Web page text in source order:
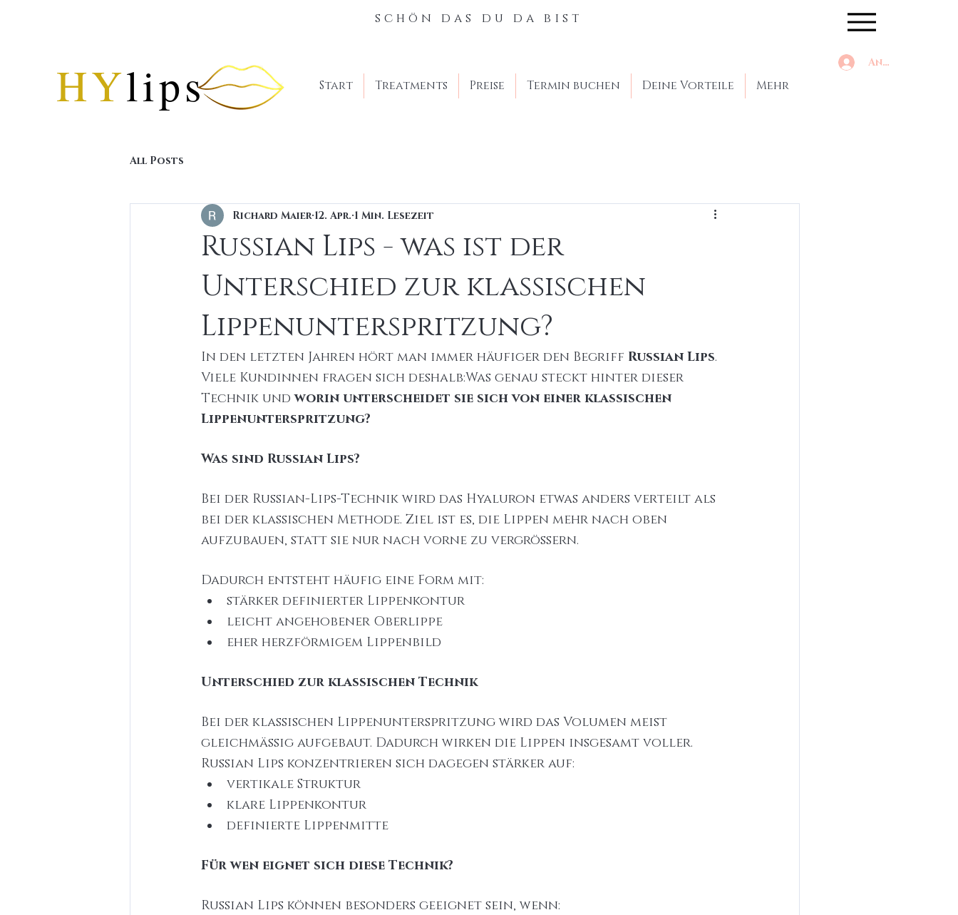
HYlips Start Treatments Preise Termin buchen Deine Vorteile Mehr
Anmelden
schön das du da bist
All Posts
Russian Lips - was ist der
Unterschied zur klassischen
Lippenunterspritzung?
Richard Maier 12. Apr. 1 Min. Lesezeit
In den letzten Jahren hört man immer häufiger den Begriff Russian Lips.
Viele Kundinnen fragen sich deshalb:Was genau steckt hinter dieser
Technik und worin unterscheidet sie sich von einer klassischen
Lippenunterspritzung?
Was sind Russian Lips?
Bei der Russian-Lips-Technik wird das Hyaluron etwas anders verteilt als
bei der klassischen Methode. Ziel ist es, die Lippen mehr nach oben
aufzubauen, statt sie nur nach vorne zu vergrößern.
Dadurch entsteht häufig eine Form mit:
stärker definierter Lippenkontur
leicht angehobener Oberlippe
eher herzförmigem Lippenbild
Unterschied zur klassischen Technik
Bei der klassischen Lippenunterspritzung wird das Volumen meist
gleichmäßig aufgebaut. Dadurch wirken die Lippen insgesamt voller.
Russian Lips konzentrieren sich dagegen stärker auf:
vertikale Struktur
klare Lippenkontur
definierte Lippenmitte
Für wen eignet sich diese Technik?
Russian Lips können besonders geeignet sein, wenn: